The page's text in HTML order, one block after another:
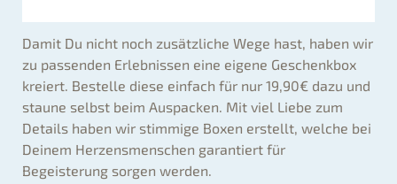
Damit Du nicht noch zusätzliche Wege hast, haben wir
zu passenden Erlebnissen eine eigene Geschenkbox
kreiert. Bestelle diese einfach für nur 19,90€ dazu und
staune selbst beim Auspacken. Mit viel Liebe zum
Details haben wir stimmige Boxen erstellt, welche bei
Deinem Herzensmenschen garantiert für
Begeisterung sorgen werden.